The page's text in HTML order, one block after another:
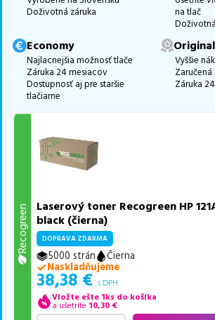
sa snažímepravidelne naskladňovať
ponuke 5 ks tonerov.
Ak si pri výbere nie ste istí, ktoré riešenie je
najvhodnejšie, alebo máte akékoľvek ďalšie
sme vám pomohli vybrať to najlepšie riešenie.
Doživotná záruka
na tlač
Economy
Najlacnejšia možnosť tlače
Záruka 24 mesiacov
Dostupnosť aj pre staršie
tlačiarne
Original
Vyššie
Záruka
Recogreen Laserový toner Recogreen HP
black (čierna)
DOPRAVA ZDARMA
5000 strán
Čierna
Naskladňujeme
38,38 € s DPH
Vložte ešte 1ks do košíka
a ušetríte 10,30 €